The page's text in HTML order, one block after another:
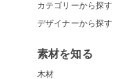
カテゴリーから探す
デザイナーから探す
素材を知る
木材